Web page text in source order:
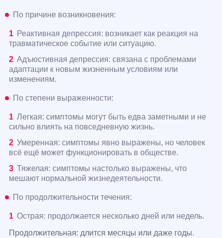
По причине возникновения:
Реактивная депрессия: возникает как реакция на
травматическое событие или ситуацию.
Адъюстивная депрессия: связана с проблемами
адаптации к новым жизненным условиям или
изменениям.
По степени выраженности:
Легкая: симптомы могут быть едва заметными и не
сильно влиять на повседневную жизнь.
Умеренная: симптомы явно выражены, но человек
всё ещё может функционировать в обществе.
Тяжелая: симптомы настолько выражены, что
мешают нормальной жизнедеятельности.
По продолжительности течения:
Острая: продолжается несколько дней или недель.
Продолжительная: длится месяцы или даже годы.